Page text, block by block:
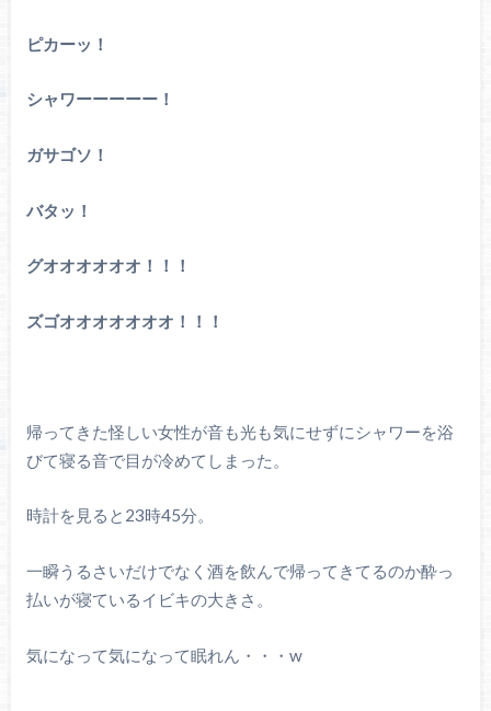
ピカーッ！
シャワーーーーー！
ガサゴソ！
バタッ！
グオオオオオオ！！！
ズゴオオオオオオオ！！！
帰ってきた怪しい女性が音も光も気にせずにシャワーを浴
びて寝る音で目が冷めてしまった。
時計を見ると23時45分。
一瞬うるさいだけでなく酒を飲んで帰ってきてるのか酔っ
払いが寝ているイビキの大きさ。
気になって気になって眠れん・・・w